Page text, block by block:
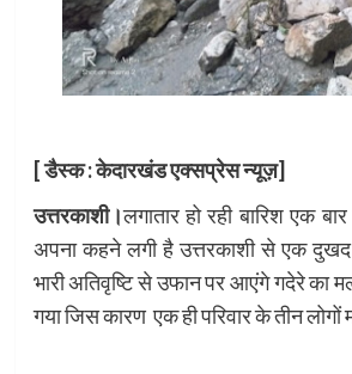
[ डैस्क : केदारखंड एक्सप्रेस न्यूज़]
उत्तरकाशी।लगातार हो रही बारिश एक बार
अपना कहने लगी है उत्तरकाशी से एक
भारी अतिवृष्टि से उफान पर आएंगे गदेरे का
गया जिस कारण एक ही परिवार के तीन लोगों